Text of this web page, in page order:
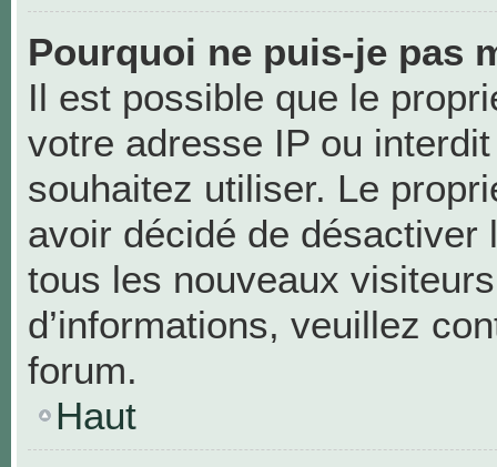
Pourquoi ne puis-je pas
Il est possible que le
votre adresse IP ou
souhaitez utiliser. Le
avoir décidé de désactiver
tous les nouveaux
d’informations, veuillez
forum.
Haut